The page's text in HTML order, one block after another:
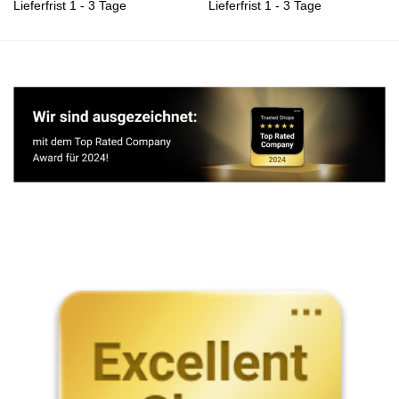
Lieferfrist 1 - 3 Tage Lieferfrist 1 - 3 Tage